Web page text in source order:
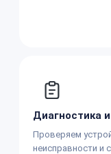
Диагностика
Проверяем
неисправности и